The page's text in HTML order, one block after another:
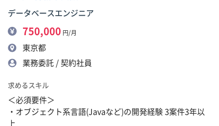
データベースエンジニア
750,000 円/月
東京都
業務委託 / 契約社員
求めるスキル
＜必須要件＞
・オブジェクト系言語(Javaなど)の開発経験 3案件3年以
上